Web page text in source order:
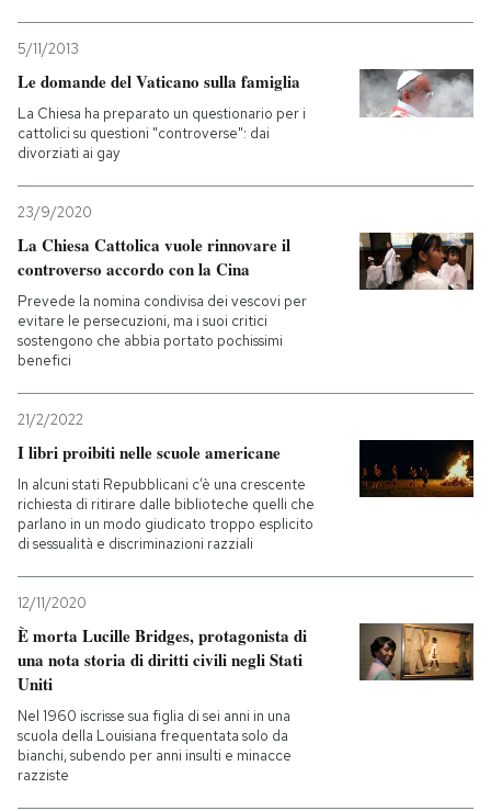
5/11/2013
Le domande del Vaticano sulla famiglia
La Chiesa ha preparato un questionario per i
cattolici su questioni "controverse": dai
divorziati ai gay
23/9/2020
La Chiesa Cattolica vuole rinnovare il
controverso accordo con la Cina
Prevede la nomina condivisa dei vescovi per
evitare le persecuzioni, ma i suoi critici
sostengono che abbia portato pochissimi
benefici
21/2/2022
I libri proibiti nelle scuole americane
In alcuni stati Repubblicani c’è una crescente
richiesta di ritirare dalle biblioteche quelli che
parlano in un modo giudicato troppo esplicito
di sessualità e discriminazioni razziali
12/11/2020
È morta Lucille Bridges, protagonista di
una nota storia di diritti civili negli Stati
Uniti
Nel 1960 iscrisse sua figlia di sei anni in una
scuola della Louisiana frequentata solo da
bianchi, subendo per anni insulti e minacce
razziste